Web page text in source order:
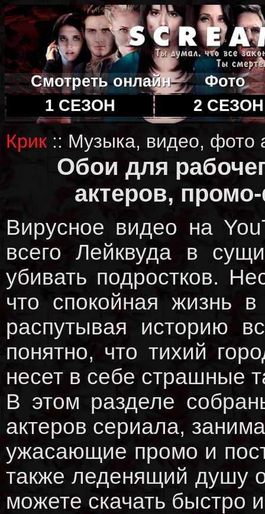
Смотреть онлайн
Фото
1 СЕЗОН
2 СЕЗОН
Крик :: Музыка, видео, фото
Обои для
актеров,
Вирусное видео на
всего Лейквуда в
убивать подростков.
что спокойная жизнь
распутывая историю
понятно, что тихий
несет в себе страшные
В этом разделе
актеров сериала,
ужасающие промо и
также леденящий душу
можете скачать быстро